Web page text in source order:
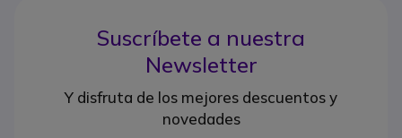
Suscríbete a nuestra
Newsletter
Y disfruta de los mejores descuentos y
novedades